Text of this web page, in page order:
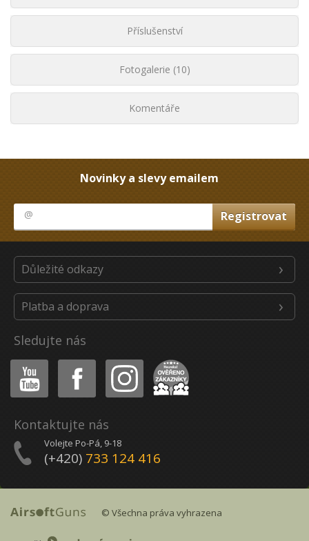
Příslušenství
Fotogalerie (10)
Komentáře
Novinky a slevy emailem
Důležité odkazy
Platba a doprava
Sledujte nás
Youtube Facebook Instagram Heureka
Kontaktujte nás
Volejte Po-Pá, 9-18
(+420) 733 124 416
© Všechna práva vyhrazena